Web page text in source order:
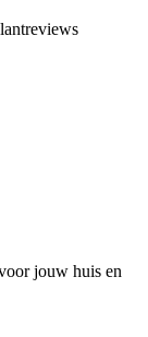
jouw huis en